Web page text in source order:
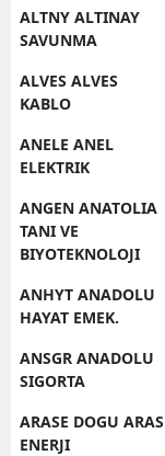
ALTNY ALTINAY
SAVUNMA
ALVES ALVES
KABLO
ANELE ANEL
ELEKTRIK
ANGEN ANATOLIA
TANI VE
BIYOTEKNOLOJI
ANHYT ANADOLU
HAYAT EMEK.
ANSGR ANADOLU
SIGORTA
ARASE DOGU ARAS
ENERJI